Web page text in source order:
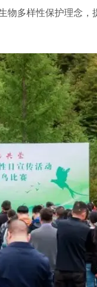
物多样性保护理念